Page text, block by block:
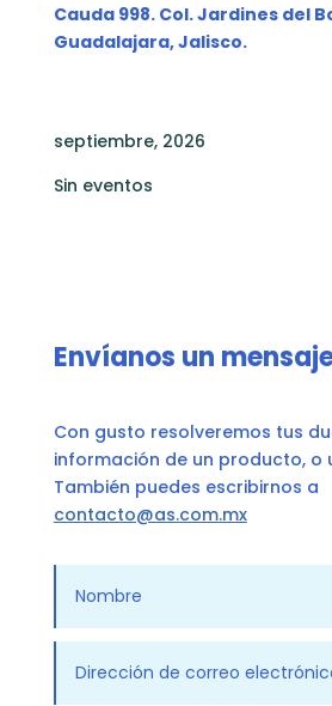
Cauda 998. Col. Jardines del
Guadalajara, Jalisco.
septiembre, 2026
Sin eventos
Envíanos un
Con gusto resolveremos tus
información de un producto, o
También puedes escribirnos a
contacto@as.com.mx